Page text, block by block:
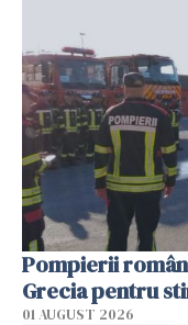
Pompierii
Grecia pentru
01 AUGUST 2026